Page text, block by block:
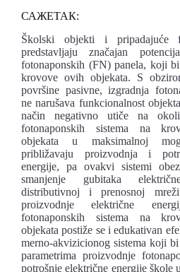
САЖЕТАК:
Školski objekti i pripadajuće
predstavljaju značajan
fotonaponskih (FN) panela, koji
krovove ovih objekata. S
površine pasivne, izgradnja
ne narušava funkcionalnost
način negativno utiče na
fotonaponskih sistema na
objekata u maksimalnoj
približavaju proizvodnja i
energije, pa ovakvi sistemi
smanjenje gubitaka
distributivnoj i prenosnoj
proizvodnje električne
fotonaponskih sistema na
objekata postiže se i edukativan
merno-akvizicionog sistema koji
parametrima proizvodnje
potrošnje električne energije škole